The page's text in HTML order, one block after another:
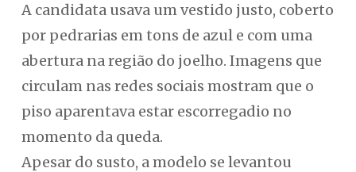
A candidata usava um vestido justo, coberto
por pedrarias em tons de azul e com uma
abertura na região do joelho. Imagens que
circulam nas redes sociais mostram que o
piso aparentava estar escorregadio no
momento da queda.
Apesar do susto, a modelo se levantou